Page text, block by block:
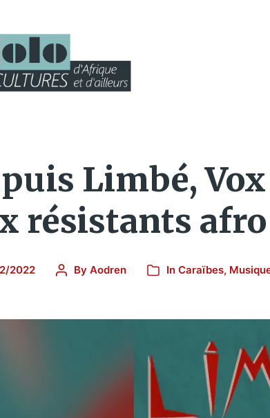
Limbé,
résistants afro
2022 By Aodren In Caraïbes,